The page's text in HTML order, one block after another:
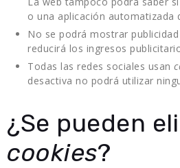
o una aplicación automatizada
No se podrá mostrar
reducirá los ingresos
Todas las redes sociales usan
desactiva no podrá utilizar
¿Se pueden
cookies?